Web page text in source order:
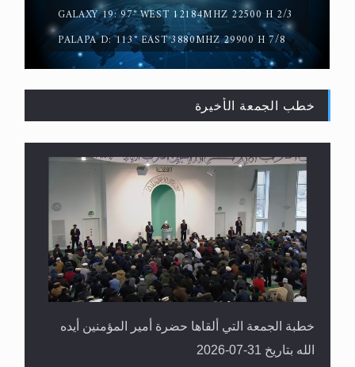
القرآن قاضٍ وحكمٌ على السنة ومهيمنٌ عليها.. ليس
العكس
GALAXY 19: 97° WEST 12184MHZ 22500 H 2/3
PALAPA D: 113° EAST 3880MHZ 29900 H 7/8
خطب الجمعة الأخيرة
خطبة الجمعة التي ألقاها حضرة أمير المؤمنين أيده
الله بتاريخ 31-07-2026